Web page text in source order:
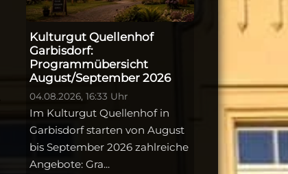
Kulturgut Quellenhof
Garbisdorf:
Programmübersicht
August/September 2026
04.08.2026, 16:33 Uhr
Im Kulturgut Quellenhof in
Garbisdorf starten von August
bis September 2026 zahlreiche
Angebote: Gra...